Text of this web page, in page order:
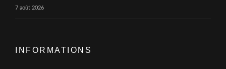
7 août 2026
INFORMATIONS